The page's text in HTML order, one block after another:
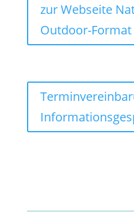
zur Webseite
Outdoor-Format